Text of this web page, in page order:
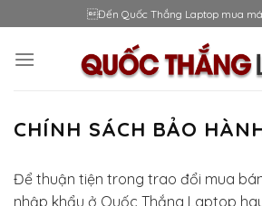
to
content
Đến Quốc Thắng Laptop mua
CHÍNH SÁCH BẢO
Để thuận tiện trong trao đổi mua
nhập khẩu ở Quốc Thắng Laptop